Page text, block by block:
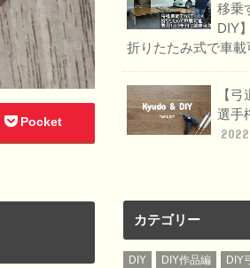
Pocket
移乗
DIY
折りたたみ式で車載
【
選手
カテゴリー
DIY DIY作品編 DIY